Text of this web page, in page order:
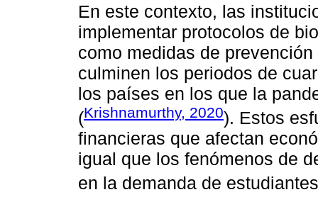
En este contexto, las
implementar protocolos de
como medidas de
culminen los periodos de
los países en los que la
(Krishnamurthy, 2020). Estos
financieras que afectan
igual que los fenómenos de
en la demanda de